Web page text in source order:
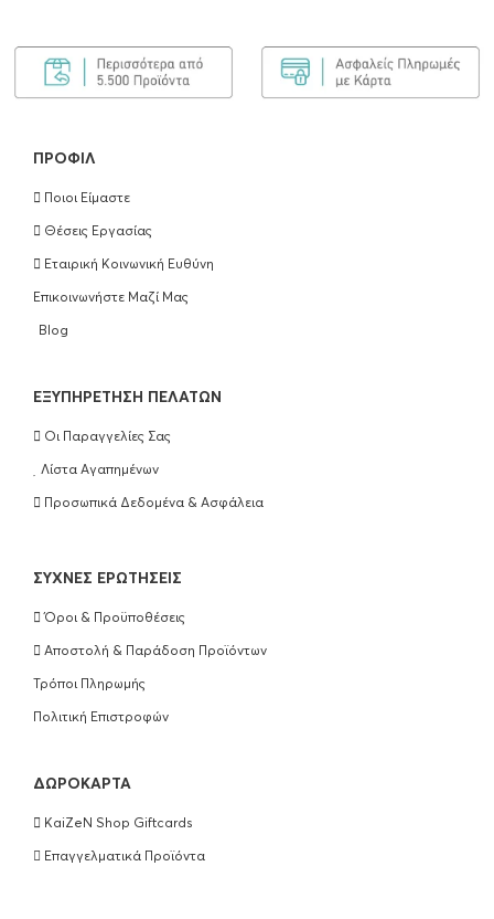
ΠΡΟΦΊΛ
Ποιοι Είμαστε
Θέσεις Εργασίας
Εταιρική Κοινωνική Ευθύνη
Επικοινωνήστε Μαζί Μας
Blog
EΞΥΠΗΡΈΤΗΣΗ ΠΕΛΑΤΏΝ
Οι Παραγγελίες Σας
Λίστα Αγαπημένων
Προσωπικά Δεδομένα & Ασφάλεια
ΣΥΧΝΈΣ ΕΡΩΤΉΣΕΙΣ
Όροι & Προϋποθέσεις
Αποστολή & Παράδοση Προϊόντων
Τρόποι Πληρωμής
Πολιτική Επιστροφών
ΔΩΡΟΚΆΡΤΑ
KaiZeN Shop Giftcards
Επαγγελματικά Προϊόντα